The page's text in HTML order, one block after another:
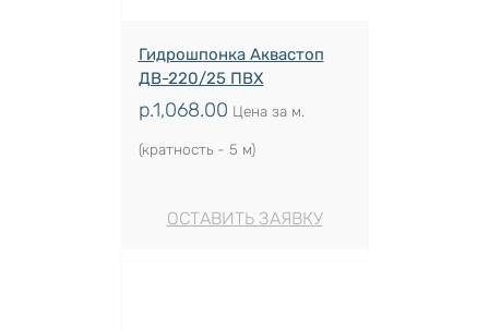
Гидрошпонка Аквастоп
ДВ-220/25 ПВХ
р.1,068.00 Цена за м.
(кратность - 5 м)
ОСТАВИТЬ ЗАЯВКУ